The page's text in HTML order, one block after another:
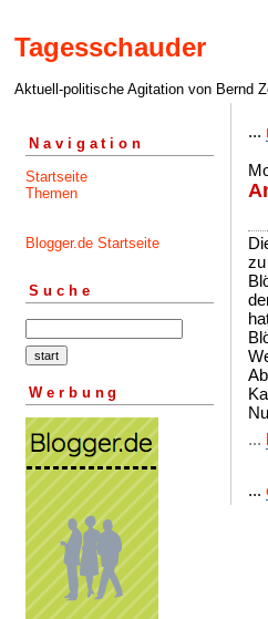
Tagesschauder
Aktuell-politische Agitation von Bernd
Navigation
Startseite
Themen
Blogger.de Startseite
Suche
Werbung
...
...
...